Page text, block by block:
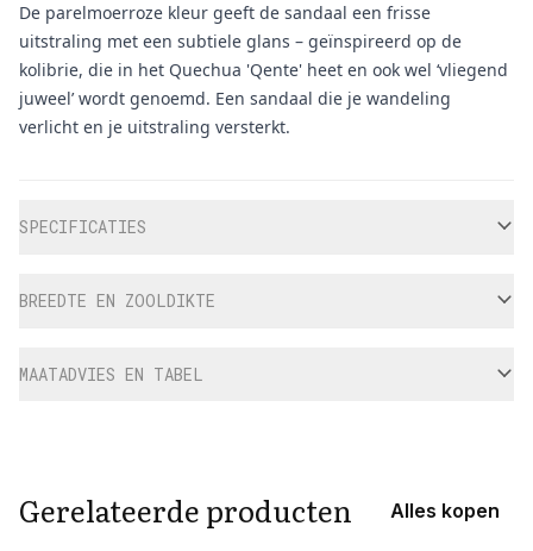
De parelmoerroze kleur geeft de sandaal een frisse
uitstraling met een subtiele glans – geïnspireerd op de
kolibrie, die in het Quechua 'Qente' heet en ook wel ‘vliegend
juweel’ wordt genoemd. Een sandaal die je wandeling
verlicht en je uitstraling versterkt.
SPECIFICATIES
BREEDTE EN ZOOLDIKTE
MAATADVIES EN TABEL
Gerelateerde producten Alles kopen